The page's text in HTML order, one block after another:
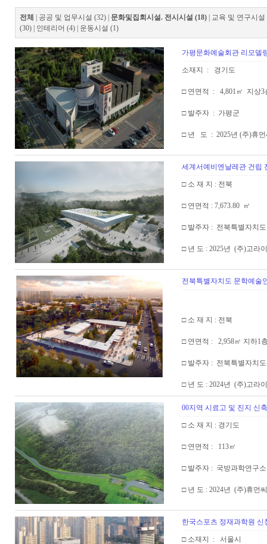
전체 공공 및 업무시설 (32)| 문화및집회시설. 전시시설 (18)|
교육 및 연구시설
(30)| 인테리어 (4)| 운동시설 (1)
가평문화예술회관 리모델
소재지 : 경기도
□ 연면적 : 4,801㎡ 지상3
□ 발주자 : 가평군
□ 년 도 : 2025년 (주)휴먼
세계서예비엔날레관 건립
□ 소 재 지 : 전북
□ 연면적 : 7,673.80 ㎡
□ 발주자 : 전북특별자치도
□ 년 도 : 2025년 (주)고라
전북특별자치도 문학예술
□ 소 재 지 : 전북
□ 연면적 : 2,958㎡ 지하1
□ 발주자 : 전북특별자치도
□ 년 도 : 2024년 (주)고라
00지역 시료고 및 진지 신
□ 소 재 지 : 경기도
□ 연면적 : 113㎡
□ 발주자 : 국방과학연구소
□ 년 도 : 2024년 (주)휴먼
한국스포츠 정재과학원
□ 소재지 : 서울시